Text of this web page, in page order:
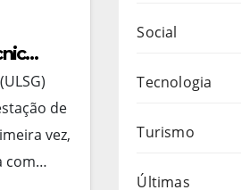
de
vez,
com…
Social
Tecnologia
Turismo
Últimas